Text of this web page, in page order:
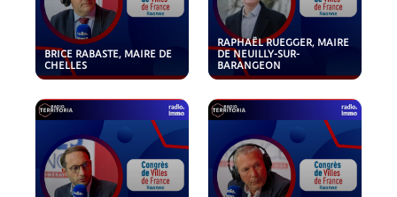
BRICE RABASTE, MAIRE DE
CHELLES
RAPHAËL RUEGGER, MAIRE
DE NEUILLY-SUR-
BARANGEON